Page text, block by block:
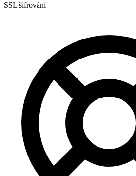
SSL šifrování